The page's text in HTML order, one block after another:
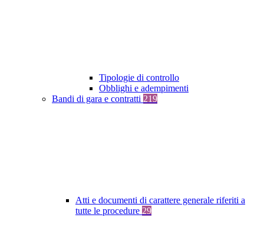
Tipologie di controllo
Obblighi e adempimenti
Bandi di gara e contratti 219
Atti e documenti di carattere generale riferiti a
tutte le procedure 29